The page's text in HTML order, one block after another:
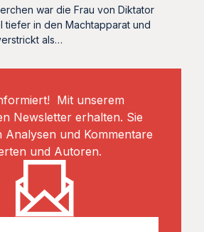
war die Frau von Diktator
tiefer in den Machtapparat und
als…
Mit unserem
Newsletter erhalten. Sie
Analysen und Kommentare
und Autoren.